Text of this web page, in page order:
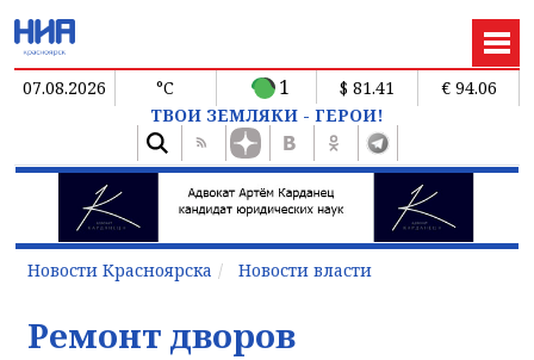
07.08.2026 °C 1 $ 81.41
€ 94.06
ТВОИ ЗЕМЛЯКИ - ГЕРОИ!
Новости Красноярска Новости власти
Ремонт дворов